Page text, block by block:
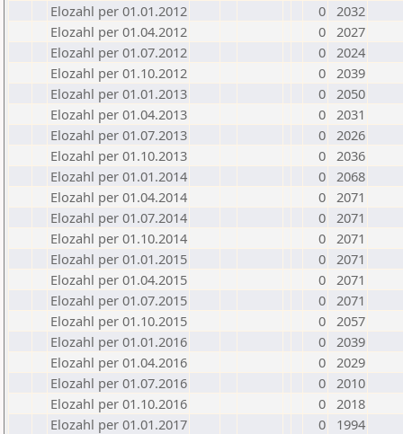
Elozahl per 01.01.2012
0 2032
Elozahl per 01.04.2012
0 2027
Elozahl per 01.07.2012
0 2024
Elozahl per 01.10.2012
0 2039
Elozahl per 01.01.2013
0 2050
Elozahl per 01.04.2013
0 2031
Elozahl per 01.07.2013
0 2026
Elozahl per 01.10.2013
0 2036
Elozahl per 01.01.2014
0 2068
Elozahl per 01.04.2014
0 2071
Elozahl per 01.07.2014
0 2071
Elozahl per 01.10.2014
0 2071
Elozahl per 01.01.2015
0 2071
Elozahl per 01.04.2015
0 2071
Elozahl per 01.07.2015
0 2071
Elozahl per 01.10.2015
0 2057
Elozahl per 01.01.2016
0 2039
Elozahl per 01.04.2016
0 2029
Elozahl per 01.07.2016
0 2010
Elozahl per 01.10.2016
0 2018
Elozahl per 01.01.2017
0
1994